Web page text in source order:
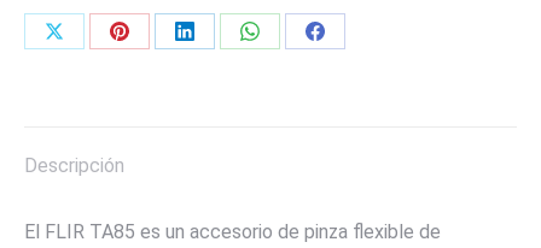
Share
Share
Share
Share
Share
Descripción
El FLIR TA85 es un accesorio de pinza flexible de